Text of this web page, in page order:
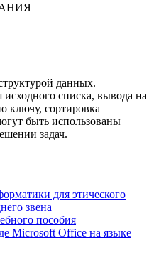
данных.
списка, вывода на
ключу, сортировка
быть использованы
задач.
для этического
звена
пособия
Microsoft Office на языке